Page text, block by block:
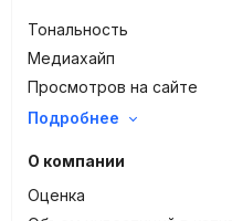
Тональность
Медиахайп
Просмотров на сайте
Подробнее
О компании
Оценка